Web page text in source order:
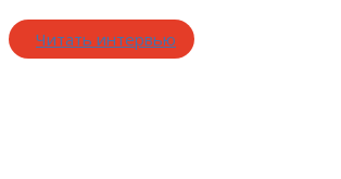
Читать интервью